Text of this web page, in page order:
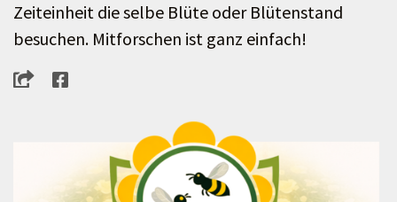
Zeiteinheit die selbe Blüte oder Blütenstand
besuchen. Mitforschen ist ganz einfach!